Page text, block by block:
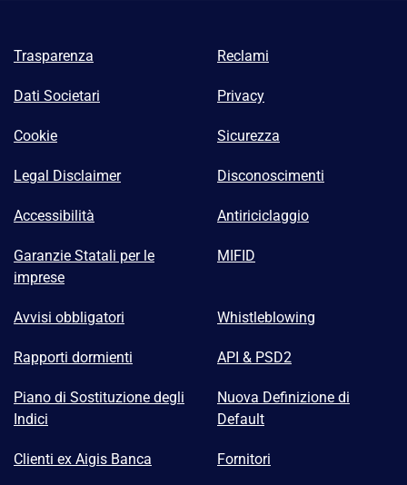
Trasparenza Reclami
Dati Societari Privacy
Cookie Sicurezza
Legal Disclaimer Disconoscimenti
Accessibilità Antiriciclaggio
Garanzie Statali per le
imprese
MIFID
Avvisi obbligatori Whistleblowing
Rapporti dormienti API & PSD2
Piano di Sostituzione degli
Indici
Nuova Definizione di
Default
Clienti ex Aigis Banca Fornitori